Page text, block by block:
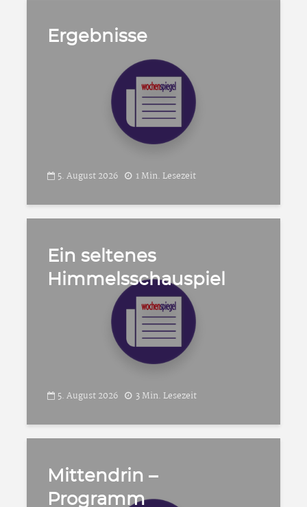
Ergebnisse
5. August 2026 1 Min. Lesezeit
Ein seltenes
Himmelsschauspiel
5. August 2026 3 Min. Lesezeit
Mittendrin –
Programm